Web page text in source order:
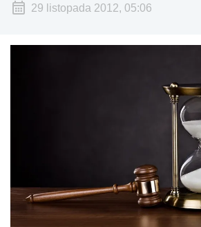
29 listopada 2012, 05:06